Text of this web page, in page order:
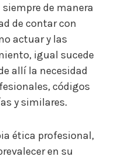
de manera
de contar con
actuar y las
igual sucede
allí la necesidad
códigos
y similares.
ética profesional,
en su